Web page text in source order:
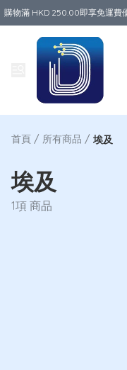
購物滿 HKD 250.00即享免運費
首頁 / 所有商品 / 埃及
埃及
1項 商品